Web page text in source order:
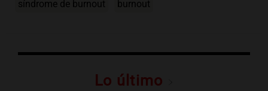
síndrome de burnout burnout
Lo último